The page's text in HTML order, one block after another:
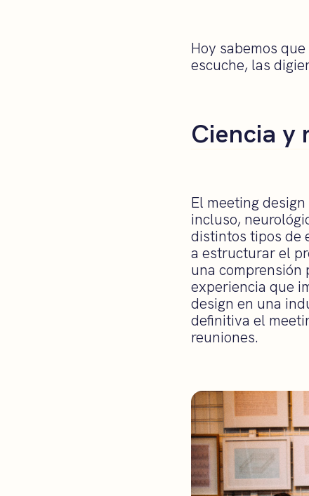
Hoy sabemos
escuche, las
Ciencia y
El meeting
incluso,
distintos tipos de
a estructurar el
una comprensión
experiencia que
design en una
definitiva el
reuniones.